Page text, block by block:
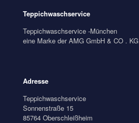
Teppichwaschservice
Teppichwaschservice -München
eine Marke der AMG GmbH & CO . KG
Adresse
Teppichwaschservice
Sonnenstraße 15
85764 Oberschleißheim